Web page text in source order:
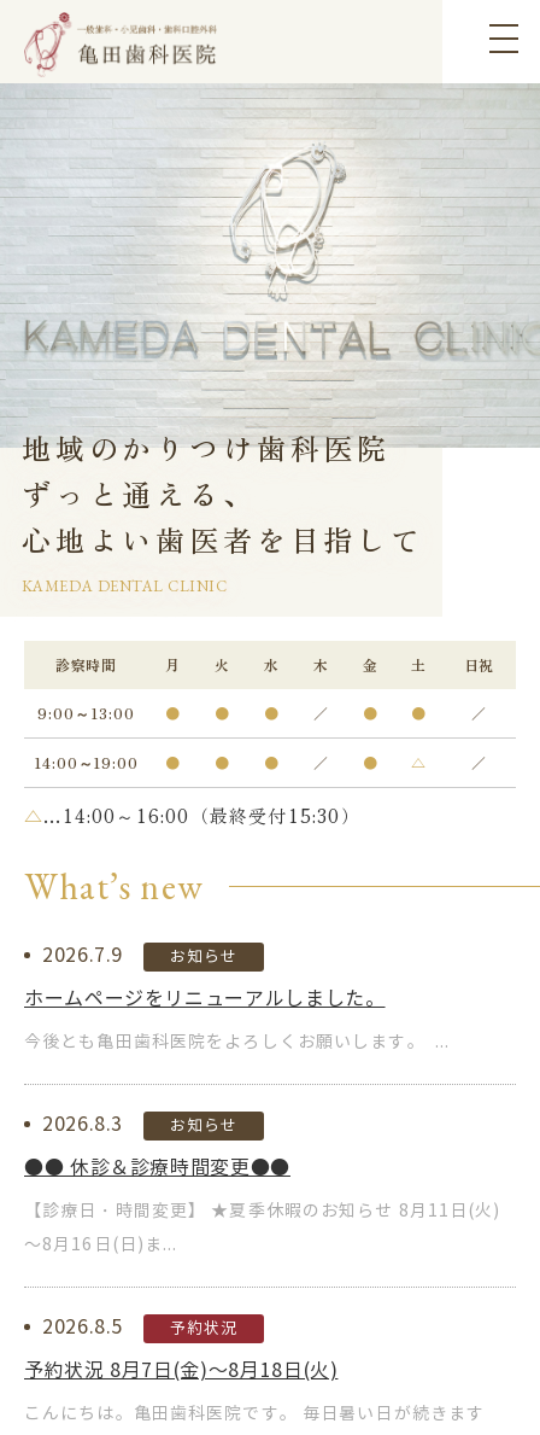
地域のかりつけ歯科医院
ずっと通える、
心地よい歯医者を目指して
KAMEDA DENTAL CLINIC
診察時間 月 火 水 木 金 土 日祝
9:00～13:00 ● ● ● ／ ● ● ／
14:00～19:00 ● ● ● ／ ● △ ／
△…14:00～16:00（最終受付15:30）
What’s new
2026.7.9 お知らせ
ホームページをリニューアルしました。
今後とも亀田歯科医院をよろしくお願いします。 ...
2026.8.3 お知らせ
●● 休診＆診療時間変更●●
【診療日・時間変更】 ★夏季休暇のお知らせ 8月11日(火)
～8月16日(日)ま...
2026.8.5 予約状況
予約状況 8月7日(金)～8月18日(火)
こんにちは。亀田歯科医院です。 毎日暑い日が続きます